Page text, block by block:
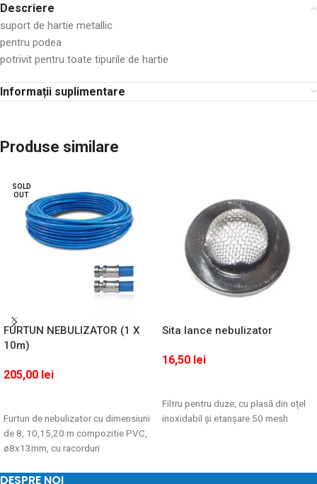
Descriere
suport de hartie metallic
pentru podea
potrivit pentru toate tipurile de hartie
Informații suplimentare
Produse similare
SOLD
OUT
FURTUN NEBULIZATOR (1 X
10m)
205,00 lei
Furtun de nebulizator cu dimensiuni
de 8, 10,15,20 m compozitie PVC,
ø8x13mm, cu racorduri
Sita lance nebulizator
16,50 lei
Filtru pentru duze, cu plasă din oțel
inoxidabil și etanșare 50 mesh
DESPRE NOI